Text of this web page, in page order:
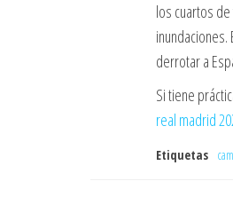
los cuartos
derrotar a
Si tiene
real madrid
Etiquetas